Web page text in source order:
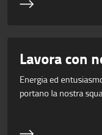
Lavora con
Energia ed
portano la nostra